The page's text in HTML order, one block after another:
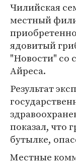
Чилийская
местный
ядовитый
"Новости" со
Айреса.
Результат
показал, что
бутылке,
Местные